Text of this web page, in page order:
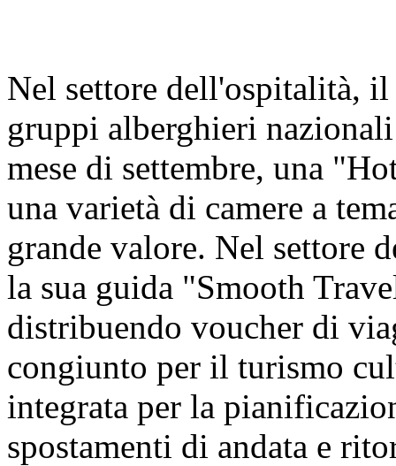
Nel settore dell'ospitalità,
gruppi alberghieri
mese di settembre, una
una varietà di camere a
grande valore. Nel settore
la sua guida "Smooth
distribuendo voucher di
congiunto per il turismo
integrata per la
spostamenti di andata e